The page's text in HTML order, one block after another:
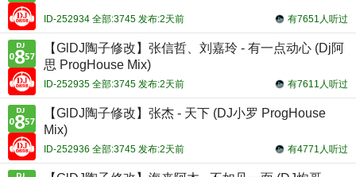
有7651人听过
ID-252934 全部:3745 发布:2天前
【GlDJ陶子修改】张信哲、刘嘉玲 - 有一点动心 (Dj阿
思 ProgHouse Mix)
有7611人听过
ID-252935 全部:3745 发布:2天前
【GlDJ陶子修改】张杰 - 天下 (DJ小罗 ProgHouse
Mix)
有4771人听过
ID-252936 全部:3745 发布:2天前